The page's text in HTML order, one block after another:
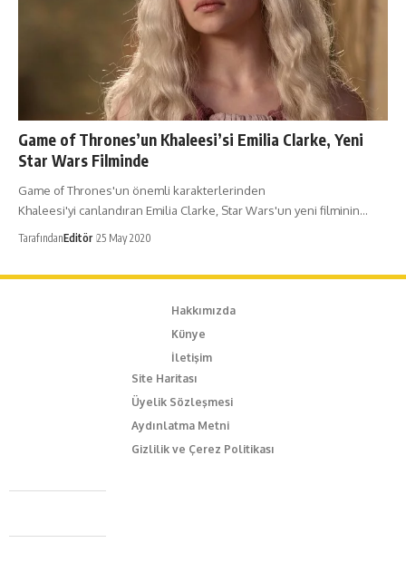
Game of Thrones’un Khaleesi’si Emilia Clarke, Yeni
Star Wars Filminde
Game of Thrones'un önemli karakterlerinden
Khaleesi'yi canlandıran Emilia Clarke, Star Wars'un yeni filminin…
TarafındanEditör 25 May 2020
Hakkımızda
Künye
İletişim
Site Haritası
Üyelik Sözleşmesi
Aydınlatma Metni
Gizlilik ve Çerez Politikası
Caferağa Mah. Dr. Şakir Paşa Sok. No3/A Kadıköy İstanbul
+90 543 345 46 00